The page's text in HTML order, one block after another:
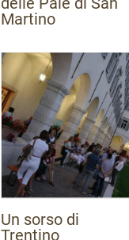
Martino
Un sorso di
Trentino